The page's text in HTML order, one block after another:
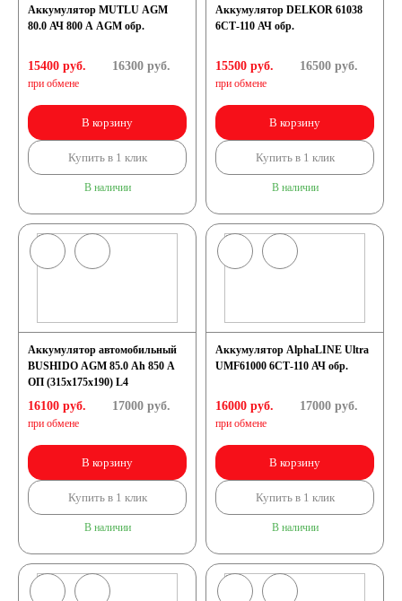
Аккумулятор MUTLU AGM
80.0 АЧ 800 A AGM обр.
15400 руб.
при обмене
16300руб.
В корзину
Купить в 1 клик
В наличии
Аккумулятор DELKOR 61038
6СТ-110 АЧ обр.
15500 руб.
при обмене
16500руб.
В корзину
Купить в 1 клик
В наличии
Аккумулятор автомобильный
BUSHIDO AGM 85.0 Ah 850 A
ОП (315x175x190) L4
16100 руб.
при обмене
17000руб.
В корзину
Купить в 1 клик
В наличии
Аккумулятор AlphaLINE Ultra
UMF61000 6СТ-110 АЧ обр.
16000 руб.
при обмене
17000руб.
В корзину
Купить в 1 клик
В наличии